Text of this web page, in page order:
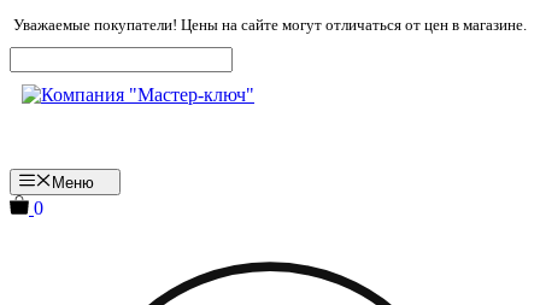
Перейти
к
содержимому
Уважаемые покупатели! Цены на сайте могут отличаться от цен в магазине.
Меню
0